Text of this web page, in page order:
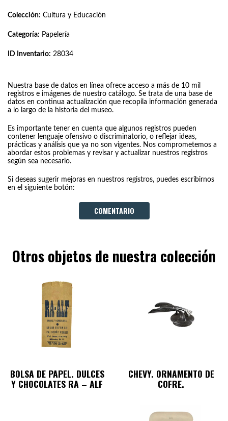
Colección: Cultura y Educación
Categoría: Papelería
ID Inventario: 28034
Nuestra base de datos en línea ofrece acceso a más de 10 mil
registros e imágenes de nuestro catálogo. Se trata de una base de
datos en continua actualización que recopila información generada
a lo largo de la historia del museo.
Es importante tener en cuenta que algunos registros pueden
contener lenguaje ofensivo o discriminatorio, o reflejar ideas,
prácticas y análisis que ya no son vigentes. Nos comprometemos a
abordar estos problemas y revisar y actualizar nuestros registros
según sea necesario.
Si deseas sugerir mejoras en nuestros registros, puedes escribirnos
en el siguiente botón:
COMENTARIO
Otros objetos de nuestra colección
BOLSA DE PAPEL. DULCES
Y CHOCOLATES RA – ALF
CHEVY. ORNAMENTO DE
COFRE.